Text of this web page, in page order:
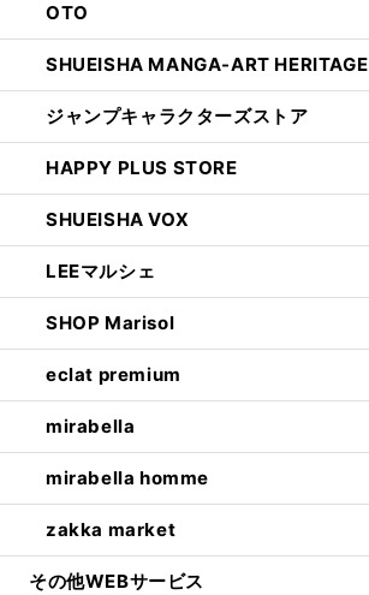
OTO
SHUEISHA MANGA-ART HERITAGE
ジャンプキャラクターズストア
HAPPY PLUS STORE
SHUEISHA VOX
LEEマルシェ
SHOP Marisol
eclat premium
mirabella
mirabella homme
zakka market
その他WEBサービス